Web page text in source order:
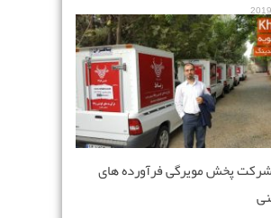
شرکت پخش مویرگی فرآورده های